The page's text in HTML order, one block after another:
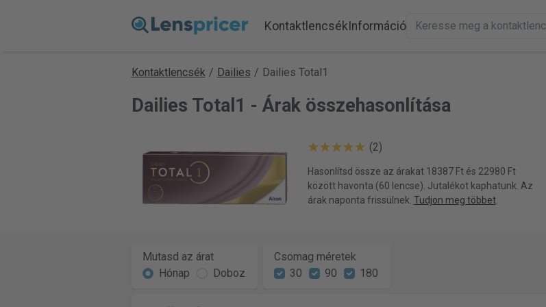
KontaktlencsékInformáció
Kontaktlencsék / Dailies / Dailies Total1
Dailies Total1 - Árak összehasonlítása
(2)
Hasonlítsd össze az árakat 18387 Ft és 22980 Ft
között havonta (60 lencse). Jutalékot kaphatunk. Az
árak naponta frissülnek. Tudjon meg többet.
Mutasd az árat
Hónap
Doboz
Csomag méretek
30
90 180